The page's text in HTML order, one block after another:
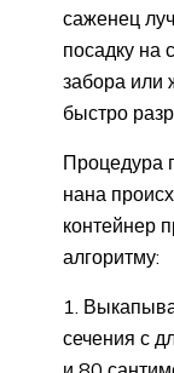
саженец
посадку на
забора или
быстро
Процедура
нана
контейнер
алгоритму:
сечения с